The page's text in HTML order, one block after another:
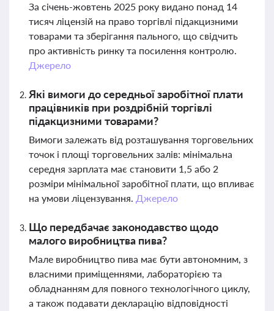
За січень-жовтень 2025 року видано понад 14
тисяч ліцензій на право торгівлі підакцизними
товарами та зберігання пального, що свідчить
про активність ринку та посилення контролю.
Джерело
Які вимоги до середньої заробітної плати
працівників при роздрібній торгівлі
підакцизними товарами?
Вимоги залежать від розташування торговельних
точок і площі торговельних залів: мінімальна
середня зарплата має становити 1,5 або 2
розміри мінімальної заробітної плати, що впливає
на умови ліцензування. Джерело
Що передбачає законодавство щодо
малого виробництва пива?
Мале виробництво пива має бути автономним, з
власними приміщеннями, лабораторією та
обладнанням для повного технологічного циклу,
а також подавати декларацію відповідності